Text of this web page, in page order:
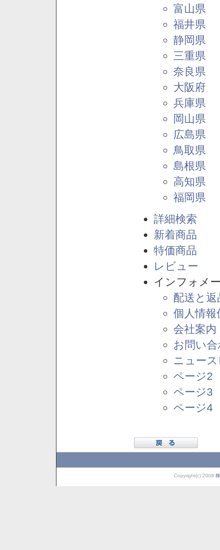
富山県
福井県
静岡県
三重県
奈良県
大阪府
兵庫県
岡山県
広島県
鳥取県
島根県
高知県
福岡県
詳細検索
新着商品
特価商品
レビュー
インフォメ
配送と
個人情報
会社案内
お問い
ニュー
ページ2
ページ3
ページ4
Copyright(c) 2008